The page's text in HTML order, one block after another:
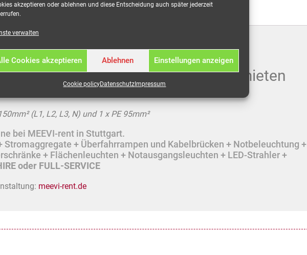
akzeptieren oder ablehnen und diese Entscheidung auch später jederzeit
verwalten
Cookies akzeptieren Ablehnen Einstellungen anzeigen
Cookie policyDatenschutzImpressum
1x95mm², 50,0 Meter mieten
(L1, L2, L3, N) und 1 x PE 95mm²
bei MEEVI-rent in Stuttgart.
+ Überfahrrampen und Kabelbrücken + Notbeleuchtung +
+ Flächenleuchten + Notausgangsleuchten + LED-Strahler +
oder FULL-SERVICE
meevi-rent.de